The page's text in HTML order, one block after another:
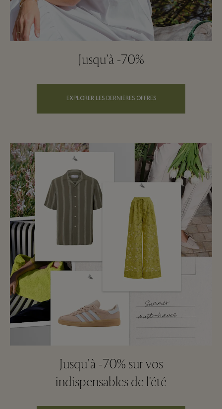
Jusqu’à -70%
EXPLORER LES DERNIÈRES OFFRES
Jusqu'à -70% sur vos
indispensables de l'été